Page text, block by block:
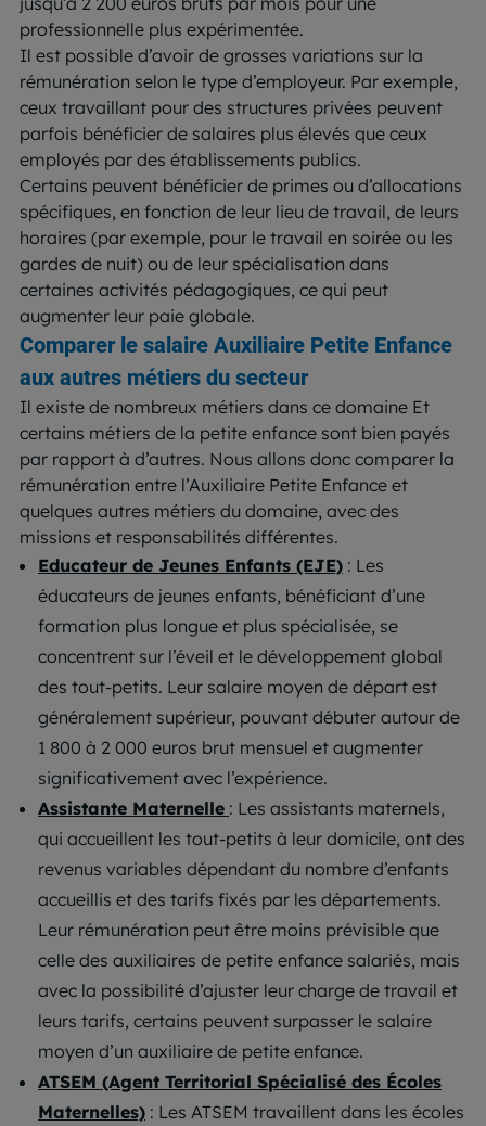
professionnelle plus expérimentée.
Il est possible d’avoir de grosses variations sur la
rémunération selon le type d’employeur. Par exemple,
ceux travaillant pour des structures privées peuvent
parfois bénéficier de salaires plus élevés que ceux
employés par des établissements publics.
Certains peuvent bénéficier de primes ou d’allocations
spécifiques, en fonction de leur lieu de travail, de leurs
horaires (par exemple, pour le travail en soirée ou les
gardes de nuit) ou de leur spécialisation dans
certaines activités pédagogiques, ce qui peut
augmenter leur paie globale.
Comparer le salaire Auxiliaire Petite Enfance
aux autres métiers du secteur
Il existe de nombreux métiers dans ce domaine Et
certains métiers de la petite enfance sont bien payés
par rapport à d’autres. Nous allons donc comparer la
rémunération entre l’Auxiliaire Petite Enfance et
quelques autres métiers du domaine, avec des
missions et responsabilités différentes.
Educateur de Jeunes Enfants (EJE) : Les
éducateurs de jeunes enfants, bénéficiant d’une
formation plus longue et plus spécialisée, se
concentrent sur l’éveil et le développement global
des tout-petits. Leur salaire moyen de départ est
généralement supérieur, pouvant débuter autour de
1 800 à 2 000 euros brut mensuel et augmenter
significativement avec l’expérience.
Assistante Maternelle : Les assistants maternels,
qui accueillent les tout-petits à leur domicile, ont des
revenus variables dépendant du nombre d’enfants
accueillis et des tarifs fixés par les départements.
Leur rémunération peut être moins prévisible que
celle des auxiliaires de petite enfance salariés, mais
avec la possibilité d’ajuster leur charge de travail et
leurs tarifs, certains peuvent surpasser le salaire
moyen d’un auxiliaire de petite enfance.
ATSEM (Agent Territorial Spécialisé des Écoles
Maternelles) : Les ATSEM travaillent dans les écoles